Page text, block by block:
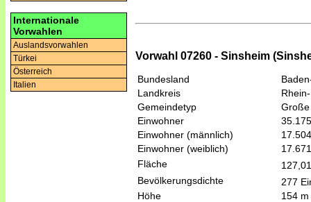
Internationale
Vorwahlen
Auslandsvorwahlen
Türkei
Österreich
Italien
Vorwahl 07260 - Sinsheim
Bundesland
Landkreis
Gemeindetyp
Einwohner
35.175
Einwohner (männlich)
17.504
Einwohner (weiblich)
17.671
Fläche
Bevölkerungsdichte
277
Höhe
154